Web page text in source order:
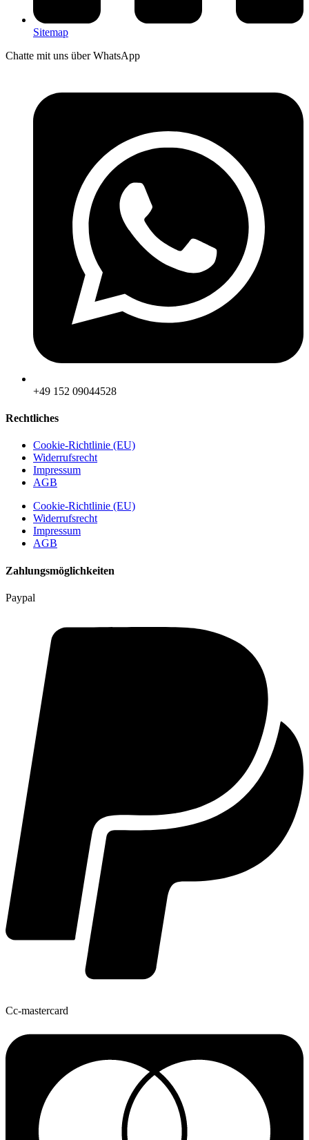
Sitemap
Chatte mit uns über WhatsApp
‪+49 152 09044528
Rechtliches
Cookie-Richtlinie (EU)
Widerrufsrecht
Impressum
AGB
Cookie-Richtlinie (EU)
Widerrufsrecht
Impressum
AGB
Zahlungsmöglichkeiten
Paypal
Cc-mastercard